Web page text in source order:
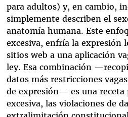
para adultos) y, en cambio,
simplemente describen el
anatomía humana. Este
excesiva, enfría la expresión
sitios web a una aplicación
ley. Esa combinación
datos más restricciones
de expresión— es una receta
excesiva, las violaciones de